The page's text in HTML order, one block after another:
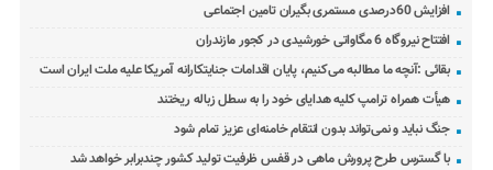
افزایش 60درصدی مستمری بگیران تامین اجتماعی
افتتاح نیروگاه 6 مگاواتی خورشیدی در کجور مازندران
بقائی :آنچه ما مطالبه می‌کنیم، پایان اقدامات جنایتکارانه آمریکا علیه ملت ایران است
هیأت همراه ترامپ کلیه هدایای خود را به سطل زباله ریختند
جنگ نباید و نمی‌تواند بدون انتقام خامنه‌ای عزیز تمام شود
با گسترس طرح پرورش ماهی در قفس ظرفیت تولید کشور چندبرابر خواهد شد